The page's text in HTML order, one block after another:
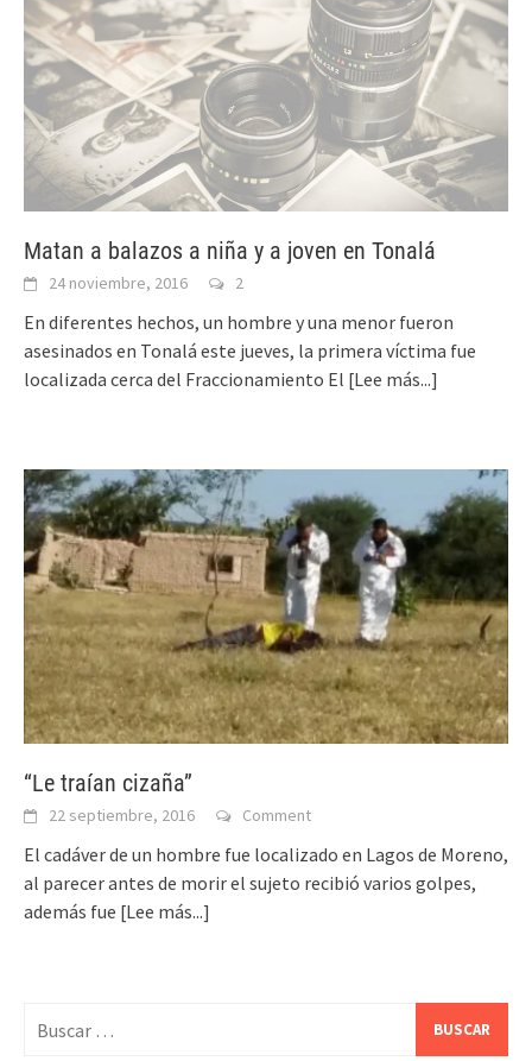
Matan a balazos a niña y a joven en Tonalá
24 noviembre, 2016 2
En diferentes hechos, un hombre y una menor fueron
asesinados en Tonalá este jueves, la primera víctima fue
localizada cerca del Fraccionamiento El [Lee más...]
“Le traían cizaña”
22 septiembre, 2016 Comment
El cadáver de un hombre fue localizado en Lagos de Moreno,
al parecer antes de morir el sujeto recibió varios golpes,
además fue [Lee más...]